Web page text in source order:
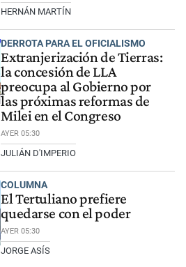
HERNÁN MARTÍN
DERROTA PARA EL OFICIALISMO
Extranjerización de Tierras:
la concesión de LLA
preocupa al Gobierno por
las próximas reformas de
Milei en el Congreso
AYER 05:30
JULIÁN D'IMPERIO
COLUMNA
El Tertuliano prefiere
quedarse con el poder
AYER 05:30
JORGE ASÍS